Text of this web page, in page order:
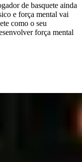
de basquete ainda
e força mental vai
como o seu
força mental